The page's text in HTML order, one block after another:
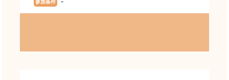
参加条件